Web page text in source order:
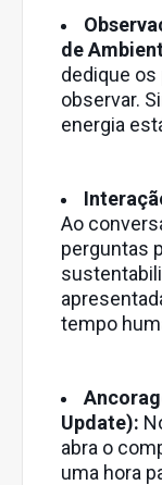
de
dedique
observar.
energia
Ao
perguntas
tempo
Update):
abra o
uma hora